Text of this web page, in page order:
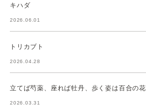
キハダ
2026.06.01
トリカブト
2026.04.28
立てば芍薬、座れば牡丹、歩く姿は百合の花
2026.03.31